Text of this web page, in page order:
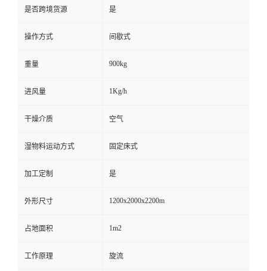
是否跨境货源 是
操作方式 间歇式
重量 900kg
进风量 1Kg/h
干燥介质 空气
湿物料运动方式 固定床式
加工定制 是
外形尺寸 1200x2000x2200m
占地面积 1m2
工作原理 旋流